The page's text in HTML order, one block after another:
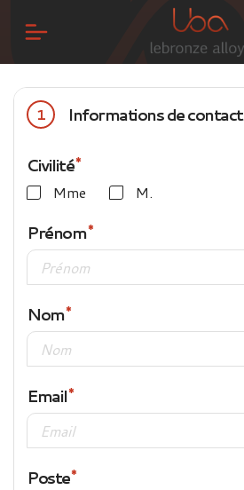
1 Informations de contact
Civilité
Mme M.
Prénom
Nom
Email
Poste